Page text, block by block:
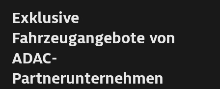
Exklusive
Fahrzeugangebote von
ADAC-
Partnerunternehmen